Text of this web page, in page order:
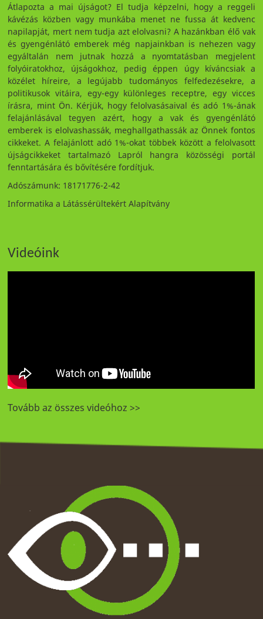
Átlapozta a mai újságot? El tudja képzelni, hogy a reggeli
kávézás közben vagy munkába menet ne fussa át kedvenc
napilapját, mert nem tudja azt elolvasni? A hazánkban élő vak
és gyengénlátó emberek még napjainkban is nehezen vagy
egyáltalán nem jutnak hozzá a nyomtatásban megjelent
folyóiratokhoz, újságokhoz, pedig éppen úgy kíváncsiak a
közélet híreire, a legújabb tudományos felfedezésekre, a
politikusok vitáira, egy-egy különleges receptre, egy vicces
írásra, mint Ön. Kérjük, hogy felolvasásaival és adó 1%-ának
felajánlásával tegyen azért, hogy a vak és gyengénlátó
emberek is elolvashassák, meghallgathassák az Önnek fontos
cikkeket. A felajánlott adó 1%-okat többek között a felolvasott
újságcikkeket tartalmazó Lapról hangra közösségi portál
fenntartására és bővítésére fordítjuk.
Adószámunk: 18171776-2-42
Informatika a Látássérültekért Alapítvány
Videóink
Tovább az összes videóhoz >>